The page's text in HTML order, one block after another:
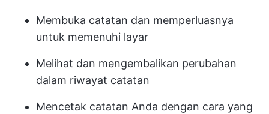
Membuka catatan dan memperluasnya
untuk memenuhi layar
Melihat dan mengembalikan perubahan
dalam riwayat catatan
Mencetak catatan Anda dengan cara yang